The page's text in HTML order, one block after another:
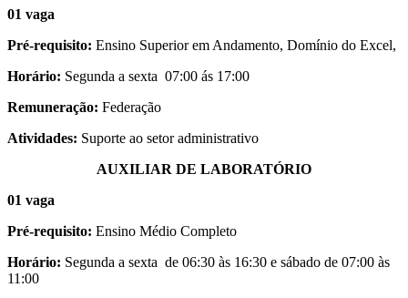
01 vaga
Pré-requisito: Ensino Superior em Andamento, Domínio do Excel,
Horário: Segunda a sexta 07:00 ás 17:00
Remuneração: Federação
Atividades: Suporte ao setor administrativo
AUXILIAR DE LABORATÓRIO
01 vaga
Pré-requisito: Ensino Médio Completo
Horário: Segunda a sexta de 06:30 às 16:30 e sábado de 07:00 às
11:00